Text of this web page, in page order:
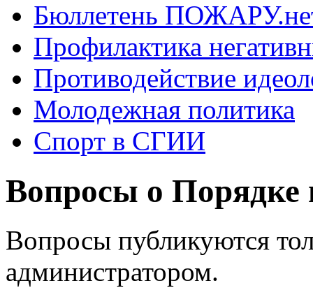
Бюллетень
Профилактика
Противодействие
Молодежная политика
Спорт в СГИИ
Вопросы о Порядке
Вопросы публикуются
администратором.